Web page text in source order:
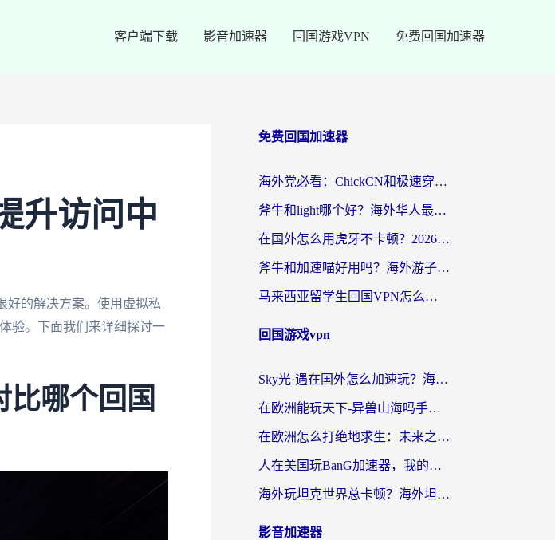
客户端下载 影音加速器 回国游戏VPN 免费回国加速器
升访问中
好的解决方案。使用虚拟私
验。下面我们来详细探讨一
比哪个回国
免费回国加速器
海外党必看：ChickCN和极速穿梭VPN好用吗？3招教你选对回国加速器无缝刷国内资源
斧牛和light哪个好？海外华人最关心的回国加速器选择难题，一篇讲透
在国外怎么用虎牙不卡顿？2026海外华人亲测有效的回国加速器选择指南
斧牛和加速喵好用吗？海外游子的真实选择困境
马来西亚留学生回国VPN怎么选？3个避坑点+1款实测好用的加速器推荐
回国游戏vpn
Sky光·遇在国外怎么加速玩？海外党亲测有效的国服游戏加速指南
在欧洲能玩天下-异兽山海吗手游？海外玩家的加速器生存指南
在欧洲怎么打绝地求生：未来之役不卡？留学生亲测的加速器避坑指南
人在美国玩BanG加速器，我的延迟终于绿了
海外玩坦克世界总卡顿？海外坦克世界加速器有哪些？实测好用的选择在这里
影音加速器